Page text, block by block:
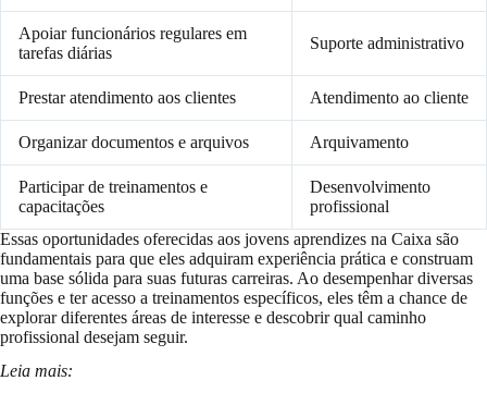
Apoiar funcionários regulares em
tarefas diárias
Suporte administrativo
Prestar atendimento aos clientes Atendimento ao cliente
Organizar documentos e arquivos Arquivamento
Participar de treinamentos e
capacitações
Desenvolvimento
profissional
Essas oportunidades oferecidas aos jovens aprendizes na Caixa são
fundamentais para que eles adquiram experiência prática e construam
uma base sólida para suas futuras carreiras. Ao desempenhar diversas
funções e ter acesso a treinamentos específicos, eles têm a chance de
explorar diferentes áreas de interesse e descobrir qual caminho
profissional desejam seguir.
Leia mais: